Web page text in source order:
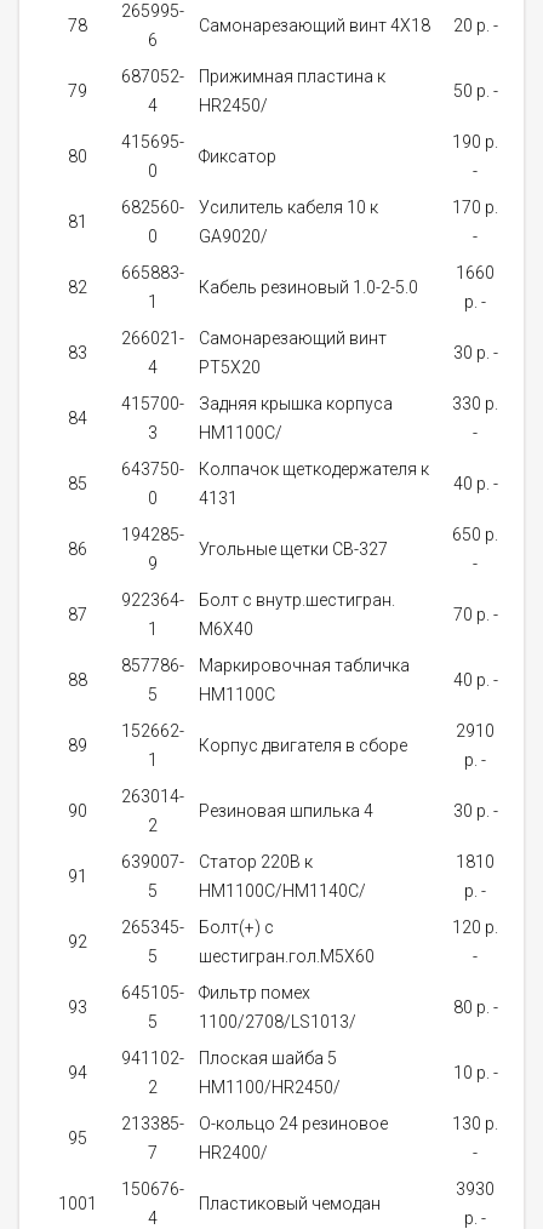
78
265995-
6
Самонарезающий винт 4X18 20 p. -
79
687052-
4
Прижимная пластина к
HR2450/
50 p. -
80
415695-
0
Фиксатор
190 p.
-
81
682560-
0
Усилитель кабеля 10 к
GA9020/
170 p.
-
82
665883-
1
Кабель резиновый 1.0-2-5.0
1660
p. -
83
266021-
4
Самонарезающий винт
PT5X20
30 p. -
84
415700-
3
Задняя крышка корпуса
HM1100C/
330 p.
-
85
643750-
0
Колпачок щеткодержателя к
4131
40 p. -
86
194285-
9
Угольные щетки СВ-327
650 p.
-
87
922364-
1
Болт с внутр.шестигран.
М6Х40
70 p. -
88
857786-
5
Маркировочная табличка
HM1100C
40 p. -
89
152662-
1
Корпус двигателя в сборе
2910
p. -
90
263014-
2
Резиновая шпилька 4 30 p. -
91
639007-
5
Cтатор 220В к
HM1100C/HM1140C/
1810
p. -
92
265345-
5
Болт(+) с
шестигран.гол.M5X60
120 p.
-
93
645105-
5
Фильтр помех
1100/2708/LS1013/
80 p. -
94
941102-
2
Плоская шайба 5
HM1100/HR2450/
10 p. -
95
213385-
7
О-кольцо 24 резиновое
HR2400/
130 p.
-
1001
150676-
4
Пластиковый чемодан
3930
p. -